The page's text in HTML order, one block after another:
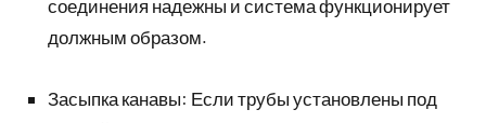
соединения надежны и система функционирует
должным образом.
Засыпка канавы: Если трубы установлены под